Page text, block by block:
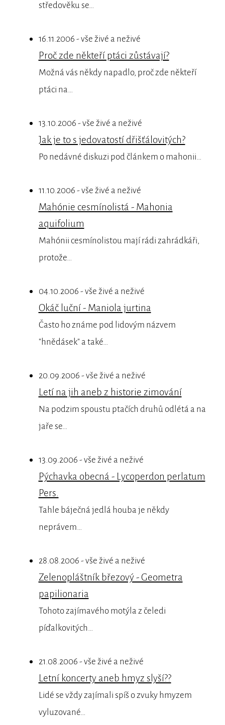
středověku se…
16.11.2006 - vše živé a neživé
Proč zde někteří ptáci zůstávají?
Možná vás někdy napadlo, proč zde někteří
ptáci na…
13.10.2006 - vše živé a neživé
Jak je to s jedovatostí dřišťálovitých?
Po nedávné diskuzi pod článkem o mahonii…
11.10.2006 - vše živé a neživé
Mahónie cesmínolistá - Mahonia
aquifolium
Mahónii cesmínolistou mají rádi zahrádkáři,
protože…
04.10.2006 - vše živé a neživé
Okáč luční - Maniola jurtina
Často ho známe pod lidovým názvem
"hnědásek" a také…
20.09.2006 - vše živé a neživé
Letí na jih aneb z historie zimování
Na podzim spoustu ptačích druhů odlétá a na
jaře se…
13.09.2006 - vše živé a neživé
Pýchavka obecná - Lycoperdon perlatum
Pers.
Tahle báječná jedlá houba je někdy
neprávem…
28.08.2006 - vše živé a neživé
Zelenopláštník březový - Geometra
papilionaria
Tohoto zajímavého motýla z čeledi
píďalkovitých…
21.08.2006 - vše živé a neživé
Letní koncerty aneb hmyz slyší??
Lidé se vždy zajímali spíš o zvuky hmyzem
vyluzované…